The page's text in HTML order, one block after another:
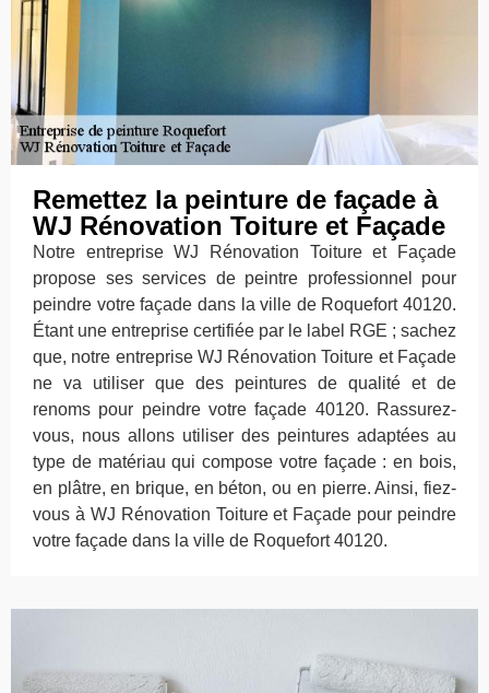
Remettez la peinture de façade à
WJ Rénovation Toiture et Façade
Notre entreprise WJ Rénovation Toiture et Façade
propose ses services de peintre professionnel pour
peindre votre façade dans la ville de Roquefort 40120.
Étant une entreprise certifiée par le label RGE ; sachez
que, notre entreprise WJ Rénovation Toiture et Façade
ne va utiliser que des peintures de qualité et de
renoms pour peindre votre façade 40120. Rassurez-
vous, nous allons utiliser des peintures adaptées au
type de matériau qui compose votre façade : en bois,
en plâtre, en brique, en béton, ou en pierre. Ainsi, fiez-
vous à WJ Rénovation Toiture et Façade pour peindre
votre façade dans la ville de Roquefort 40120.